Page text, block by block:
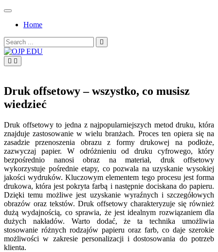
Skip
contentHome
Search
for:
Druk offsetowy – wszystko, co musisz
wiedzieć
Druk offsetowy to jedna z najpopularniejszych metod druku, która
znajduje zastosowanie w wielu branżach. Proces ten opiera się na
zasadzie przenoszenia obrazu z formy drukowej na podłoże,
zazwyczaj papier. W odróżnieniu od druku cyfrowego, który
bezpośrednio nanosi obraz na materiał, druk offsetowy
wykorzystuje pośrednie etapy, co pozwala na uzyskanie wysokiej
jakości wydruków. Kluczowym elementem tego procesu jest forma
drukowa, która jest pokryta farbą i następnie dociskana do papieru.
Dzięki temu możliwe jest uzyskanie wyraźnych i szczegółowych
obrazów oraz tekstów. Druk offsetowy charakteryzuje się również
dużą wydajnością, co sprawia, że jest idealnym rozwiązaniem dla
dużych nakładów. Warto dodać, że ta technika umożliwia
stosowanie różnych rodzajów papieru oraz farb, co daje szerokie
możliwości w zakresie personalizacji i dostosowania do potrzeb
klienta.